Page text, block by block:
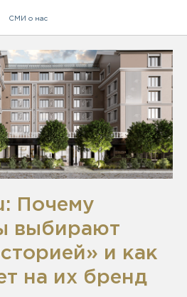
СМИ о нас
Почему
выбирают
и как
на их бренд